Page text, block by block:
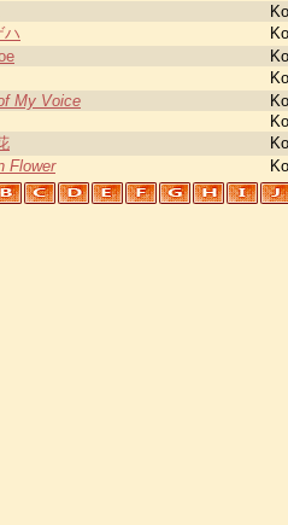
ハ
My Voice
Flower